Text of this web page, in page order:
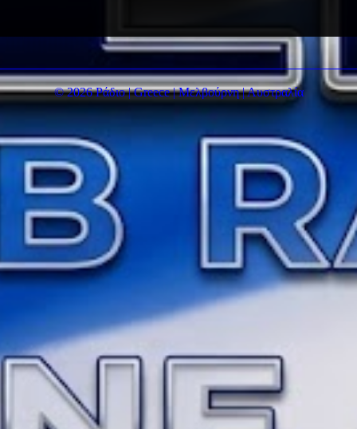
© 2026 Ράδιο | Greece | Μελβούρνη | Αυστραλία